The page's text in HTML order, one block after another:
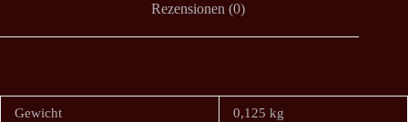
Rezensionen (0)
Gewicht 0,125 kg